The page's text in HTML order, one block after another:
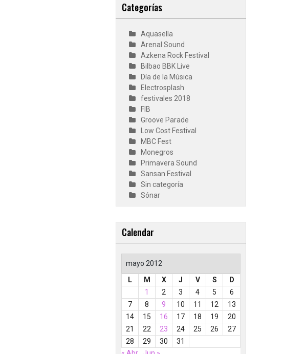
Categorías
Aquasella
Arenal Sound
Azkena Rock Festival
Bilbao BBK Live
Día de la Música
Electrosplash
festivales 2018
FIB
Groove Parade
Low Cost Festival
MBC Fest
Monegros
Primavera Sound
Sansan Festival
Sin categoría
Sónar
Calendar
mayo 2012
L
M X J V S
D
1
2 3 4 5
6
7
8 9 10 11 12
13
14
15 16 17 18 19
20
21
22 23 24 25 26
27
28
29 30
31